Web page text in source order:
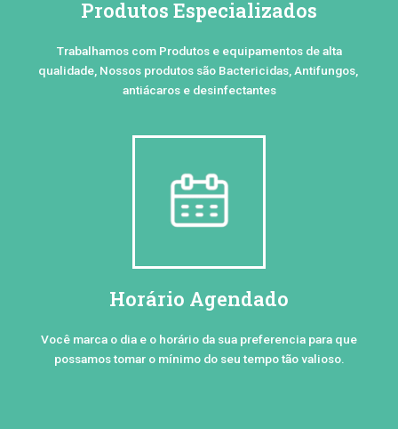
Produtos Especializados
Trabalhamos com Produtos e equipamentos de alta
qualidade, Nossos produtos são Bactericidas, Antifungos,
antiácaros e desinfectantes
Horário Agendado
Você marca o dia e o horário da sua preferencia para que
possamos tomar o mínimo do seu tempo tão valioso.